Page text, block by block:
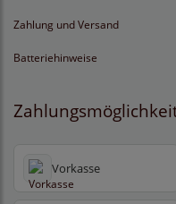
Zahlung und Versand
Batteriehinweise
Vorkasse